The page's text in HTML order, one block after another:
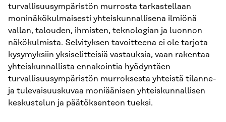
turvallisuusympäristön murrosta tarkastellaan
moninäkökulmaisesti yhteiskunnallisena ilmiönä
vallan, talouden, ihmisten, teknologian ja luonnon
näkökulmista. Selvityksen tavoitteena ei ole tarjota
kysymyksiin yksiselitteisiä vastauksia, vaan rakentaa
yhteiskunnallista ennakointia hyödyntäen
turvallisuusympäristön murroksesta yhteistä tilanne-
ja tulevaisuuskuvaa moniäänisen yhteiskunnallisen
keskustelun ja päätöksenteon tueksi.